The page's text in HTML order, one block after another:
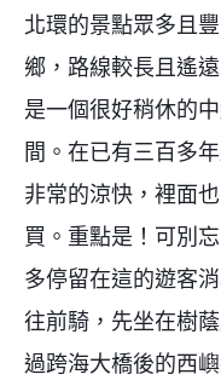
北環的景點眾多且
鄉，路線較長且遙
是一個很好稍休的
間。在已有三百多
非常的涼快，裡面
買。重點是！可別
多停留在這的遊客
往前騎，先坐在樹
過跨海大橋後的西